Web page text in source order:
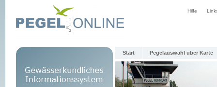
Hilfe
Start Pegelauswahl über Karte